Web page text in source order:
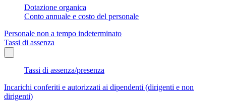
Dotazione organica
Conto annuale e costo del personale
Personale non a tempo indeterminato
Tassi di assenza
Tassi di assenza/presenza
Incarichi conferiti e autorizzati ai dipendenti (dirigenti e non
dirigenti)